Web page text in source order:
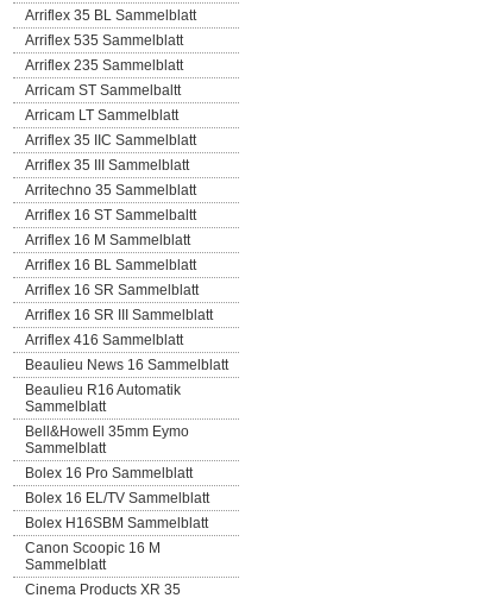
Arriflex 35 BL Sammelblatt
Arriflex 535 Sammelblatt
Arriflex 235 Sammelblatt
Arricam ST Sammelbaltt
Arricam LT Sammelblatt
Arriflex 35 IIC Sammelblatt
Arriflex 35 III Sammelblatt
Arritechno 35 Sammelblatt
Arriflex 16 ST Sammelbaltt
Arriflex 16 M Sammelblatt
Arriflex 16 BL Sammelblatt
Arriflex 16 SR Sammelblatt
Arriflex 16 SR III Sammelblatt
Arriflex 416 Sammelblatt
Beaulieu News 16 Sammelblatt
Beaulieu R16 Automatik
Sammelblatt
Bell&Howell 35mm Eymo
Sammelblatt
Bolex 16 Pro Sammelblatt
Bolex 16 EL/TV Sammelblatt
Bolex H16SBM Sammelblatt
Canon Scoopic 16 M
Sammelblatt
Cinema Products XR 35